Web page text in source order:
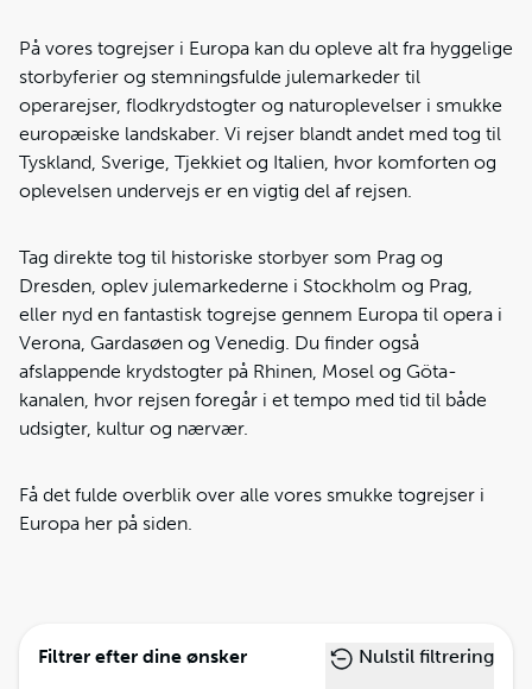
På vores togrejser i Europa kan du opleve alt fra hyggelige
storbyferier og stemningsfulde julemarkeder til
operarejser, flodkrydstogter og naturoplevelser i smukke
europæiske landskaber. Vi rejser blandt andet med tog til
Tyskland, Sverige, Tjekkiet og Italien, hvor komforten og
oplevelsen undervejs er en vigtig del af rejsen.
Tag direkte tog til historiske storbyer som Prag og
Dresden, oplev julemarkederne i Stockholm og Prag,
eller nyd en fantastisk togrejse gennem Europa til opera i
Verona, Gardasøen og Venedig. Du finder også
afslappende krydstogter på Rhinen, Mosel og Göta-
kanalen, hvor rejsen foregår i et tempo med tid til både
udsigter, kultur og nærvær.
Få det fulde overblik over alle vores smukke togrejser i
Europa her på siden.
Filtrer efter dine ønsker Nulstil filtrering